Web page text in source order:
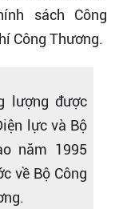
sách Công
Công Thương.
lượng được
lực và Bộ
năm 1995
về Bộ Công